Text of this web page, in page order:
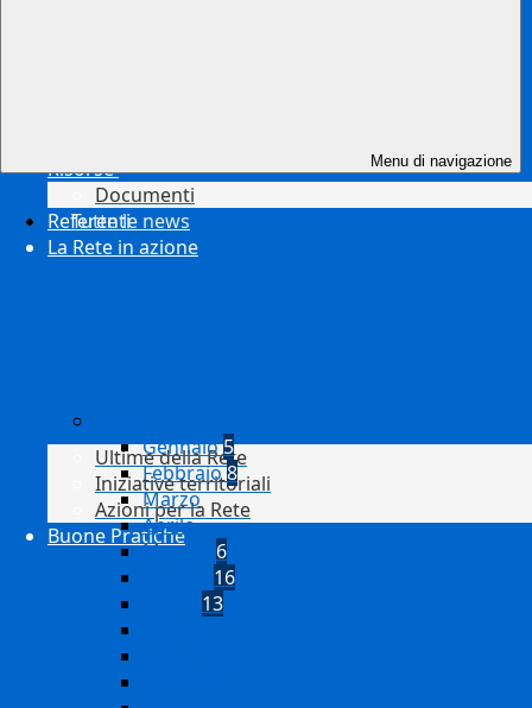
Risorse
Documenti
Referenti
La Rete in azione
Ultime della Rete
Iniziative territoriali
Azioni per la Rete
Buone Pratiche
Menu di navigazione
Tutte le news
Gennaio5
Febbraio8
Marzo
Aprile
Maggio 6
16
13